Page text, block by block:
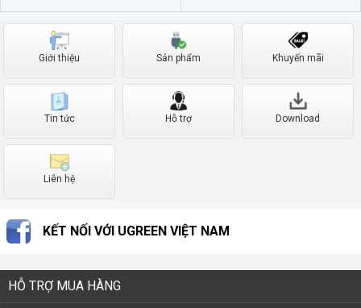
Giới thiệu Sản phẩm Khuyến mãi
Tin tức Hỗ trợ Download
Liên hệ
KẾT NỐI VỚI UGREEN VIỆT NAM
HỖ TRỢ MUA HÀNG